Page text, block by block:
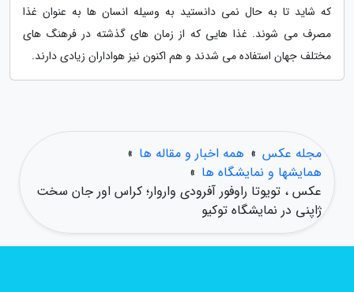
که شاید تا به حال نمی دانستید به وسیله انسان ها به عنوان غذا
مصرف می شوند. غذا هایی که از زمان های گذشته در فرهنگ های
مختلف جهان استفاده می شدند و هم اکنون نیز هواداران زیادی دارند.
مجله عکس » همه اخبار و مقاله ها »
همایشها و نمایشگاه ها »
عکس ، تویوتا راوفور آفرودی واروار؛ کراس اور جان سخت
ژاپنی در نمایشگاه توکیو